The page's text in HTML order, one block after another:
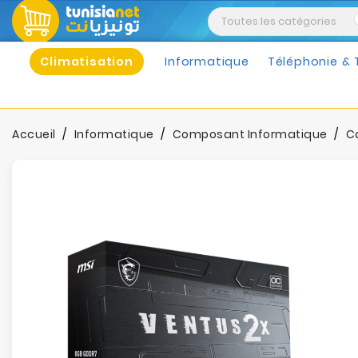
Climatisation Informatique Téléphonie &
Accueil Informatique Composant Informatique